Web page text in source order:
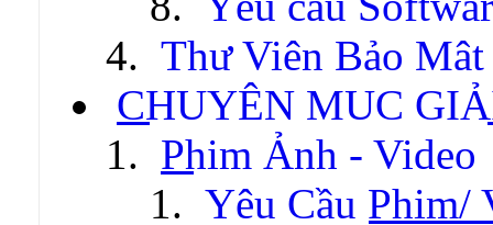
Thư Viện Bảo Mật
CHUYÊN MỤC
Phim Ảnh - Video
Yêu Cầu Phim/